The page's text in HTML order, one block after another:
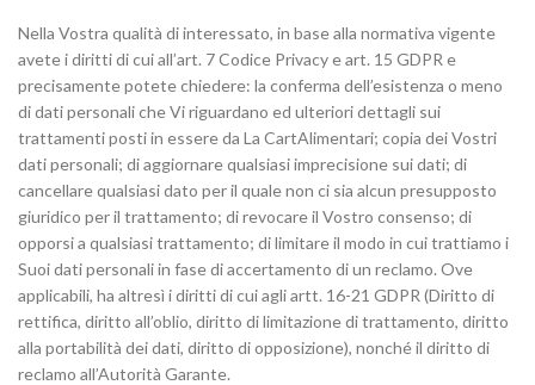
Nella Vostra qualità di interessato, in base alla normativa vigente
avete i diritti di cui all’art. 7 Codice Privacy e art. 15 GDPR e
precisamente potete chiedere: la conferma dell’esistenza o meno
di dati personali che Vi riguardano ed ulteriori dettagli sui
trattamenti posti in essere da La CartAlimentari; copia dei Vostri
dati personali; di aggiornare qualsiasi imprecisione sui dati; di
cancellare qualsiasi dato per il quale non ci sia alcun presupposto
giuridico per il trattamento; di revocare il Vostro consenso; di
opporsi a qualsiasi trattamento; di limitare il modo in cui trattiamo i
Suoi dati personali in fase di accertamento di un reclamo. Ove
applicabili, ha altresì i diritti di cui agli artt. 16-21 GDPR (Diritto di
rettifica, diritto all’oblio, diritto di limitazione di trattamento, diritto
alla portabilità dei dati, diritto di opposizione), nonché il diritto di
reclamo all’Autorità Garante.